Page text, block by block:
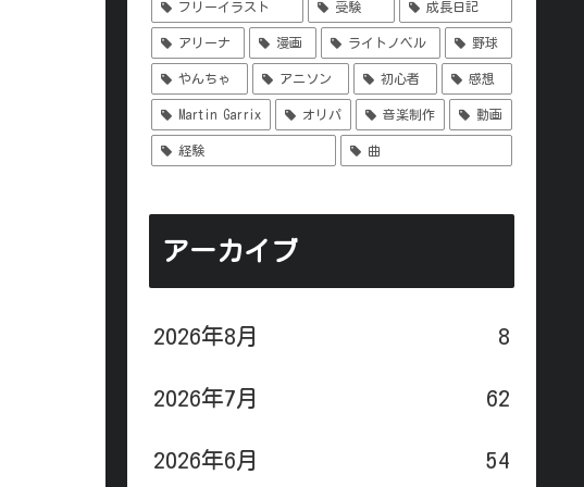
フリーイラスト 受験 成長日記
アリーナ 漫画 ライトノベル 野球
やんちゃ アニソン 初心者 感想
Martin Garrix オリパ 音楽制作 動画
経験 曲
アーカイブ
2026年8月 8
2026年7月 62
2026年6月 54